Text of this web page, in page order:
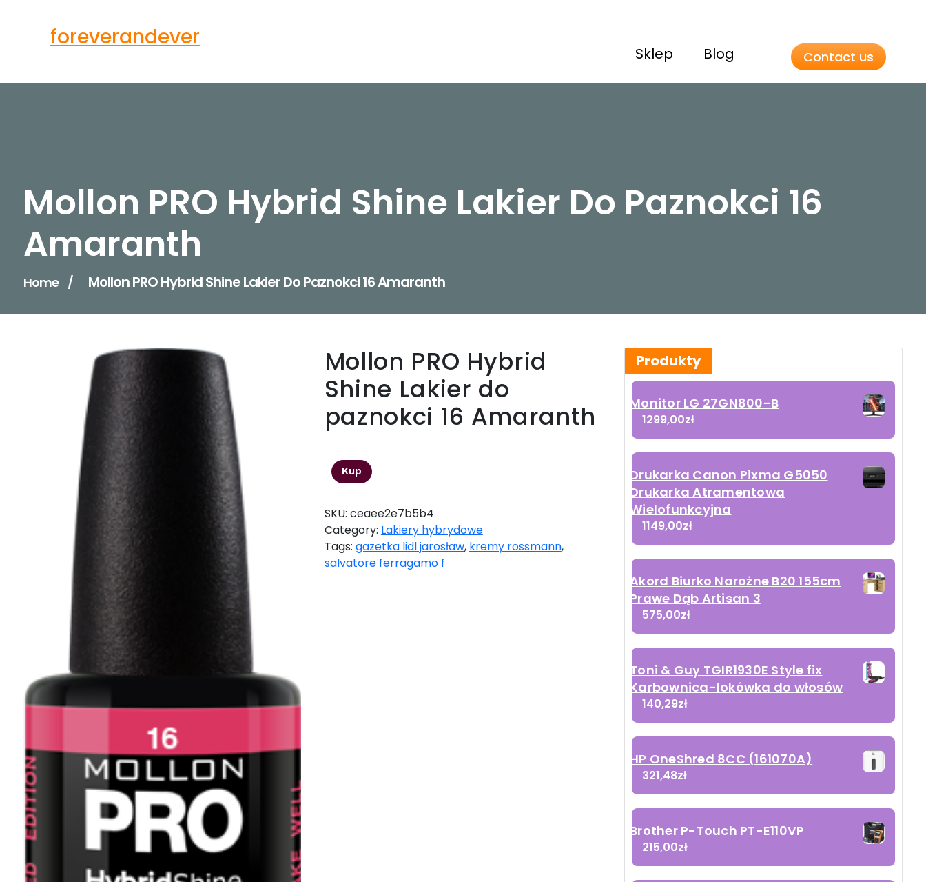
foreverandever
Sklep Blog Contact us
Mollon PRO Hybrid Shine Lakier Do Paznokci 16
Amaranth
Home / Mollon PRO Hybrid Shine Lakier Do Paznokci 16 Amaranth
Mollon PRO Hybrid
Shine Lakier do
paznokci 16 Amaranth
Kup
SKU: ceaee2e7b5b4
Category: Lakiery hybrydowe
Tags: gazetka lidl jarosław, kremy rossmann,
salvatore ferragamo f
Produkty
Monitor LG 27GN800-B
1299,00zł
Drukarka Canon Pixma G5050
Drukarka Atramentowa
Wielofunkcyjna
1149,00zł
Akord Biurko Narożne B20 155cm
Prawe Dąb Artisan 3
575,00zł
Toni & Guy TGIR1930E Style fix
Karbownica-lokówka do włosów
140,29zł
HP OneShred 8CC (161070A)
321,48zł
Brother P-Touch PT-E110VP
215,00zł